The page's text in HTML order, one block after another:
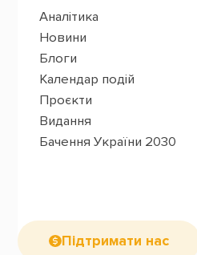
Аналітика
Новини
Блоги
Календар подій
Проєкти
Видання
Бачення України 2030
Підтримати нас